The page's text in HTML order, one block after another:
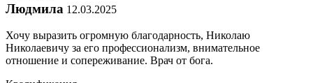
Людмила 12.03.2025
Хочу выразить огромную благодарность, Николаю
Николаевичу за его профессионализм, внимательное
отношение и сопереживание. Врач от бога.